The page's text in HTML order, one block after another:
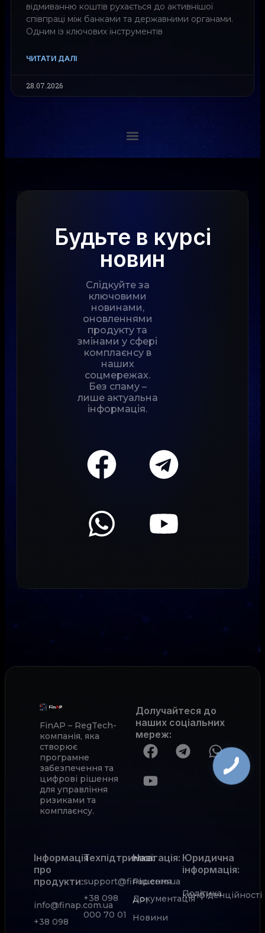
відмиванню коштів рухається до активнішої
співпраці між банками та державними органами.
Одним із ключових інструментів
ЧИТАТИ ДАЛІ
28.07.2026
Будьте в курсі
новин
Слідкуйте за
ключовими
новинами,
оновленнями
продукту та
змінами у сфері
комплаєнсу в
наших
соцмережах.
Без спаму –
лише актуальна
інформація.
FinAP – RegTech-
компанія, яка
створює
програмне
забезпечення та
цифрові рішення
для управління
ризиками та
комплаєнсу.
Долучайтеся до
наших соціальних
мереж:
Інформація
про
продукти:
info@finap.com.ua
+38 098
Техпідтримка:
support@finap.com.ua
+38 098
000 70 01
Рішення
Документація
АРІ
Новини
Навігація: Юридична
інформація:
Політика
конфіденційності